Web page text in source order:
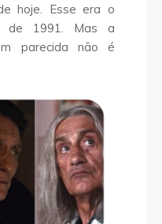
hoje. Esse era o
de 1991. Mas a
parecida não é